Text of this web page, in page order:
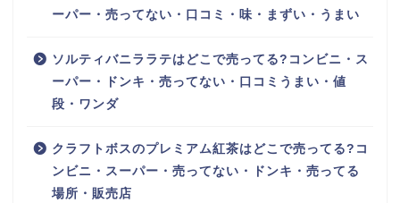
ーパー・売ってない・口コミ・味・まずい・うまい
ソルティバニララテはどこで売ってる?コンビニ・ス
ーパー・ドンキ・売ってない・口コミうまい・値
段・ワンダ
クラフトボスのプレミアム紅茶はどこで売ってる?コ
ンビニ・スーパー・売ってない・ドンキ・売ってる
場所・販売店